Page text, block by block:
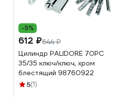
-5%
612 ₽644 ₽
Цилиндр PALIDORE 70PС
35/35 ключ/ключ, хром
блестящий 98760922
5(1)